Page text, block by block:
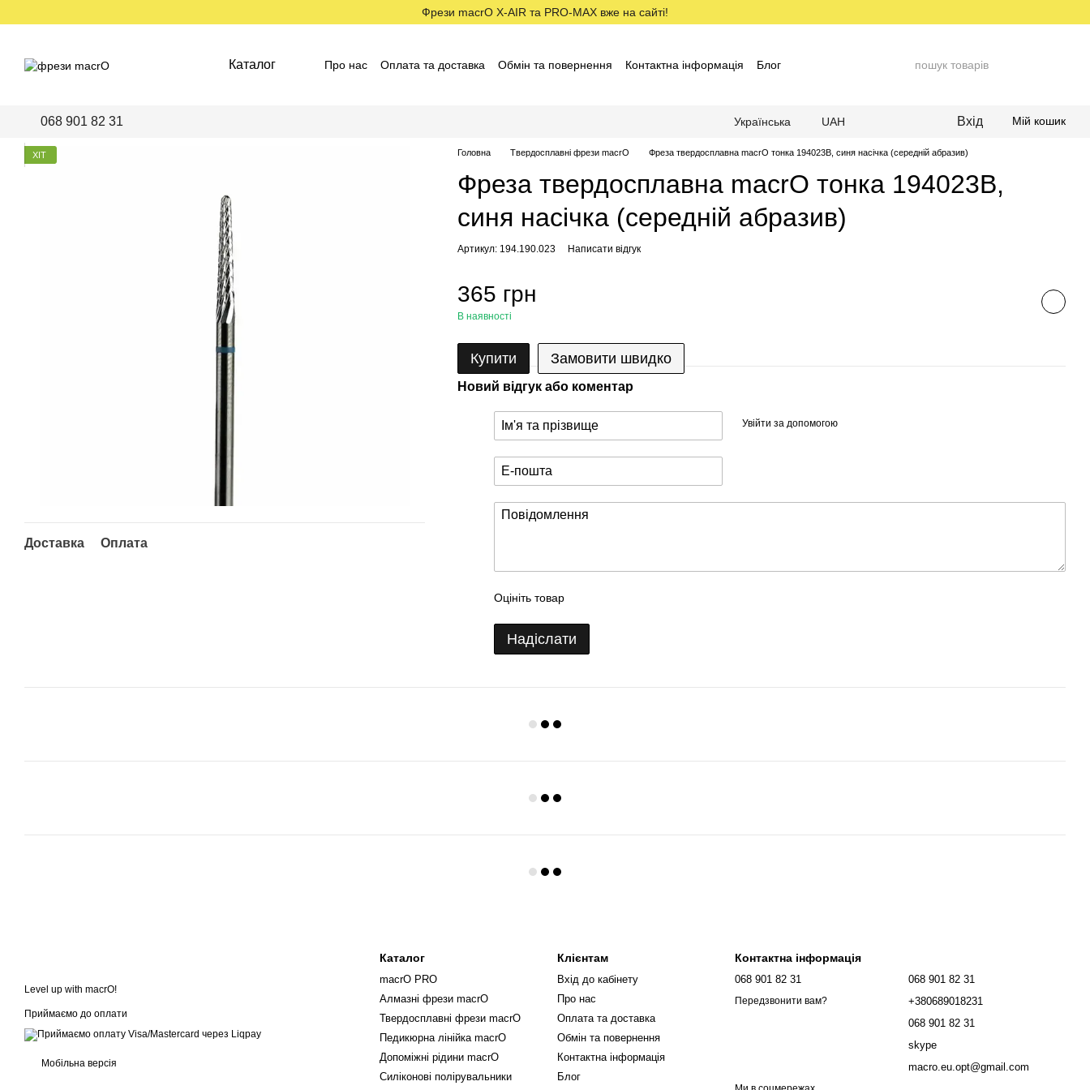
Фрези macrO X-AIR та PRO-MAX вже на сайті!
Каталог Про нас Оплата та доставка Обмін та повернення Контактна інформація
Блог
068 901 82 31 Українська UAH Вхід Мій кошик
ХІТ
Доставка Оплата
Головна Твердосплавні фрези macrO Фреза твердосплавна macrO тонка 194023B, синя насічка (середній абразив)
Фреза твердосплавна macrO тонка 194023B,
синя насічка (середній абразив)
Артикул: 194.190.023 Написати відгук
365 грн
В наявності
Купити Замовити швидко
Новий відгук або коментар
Увійти за допомогою
Оцініть товар
Надіслати
Level up with macrO!
Приймаємо до оплати
Мобільна версія
Каталог
macrO PRO
Алмазні фрези macrO
Твердосплавні фрези macrO
Педикюрна лінійка macrO
Допоміжні рідини macrO
Силіконові полірувальники
Клієнтам
Вхід до кабінету
Про нас
Оплата та доставка
Обмін та повернення
Контактна інформація
Блог
Контактна інформація
068 901 82 31
Передзвонити вам?
068 901 82 31
+380689018231
068 901 82 31
skype
macro.eu.opt@gmail.com